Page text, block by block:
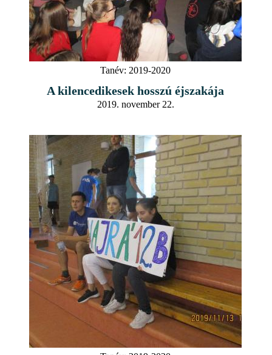
Tanév: 2019-2020
A kilencedikesek hosszú éjszakája
2019. november 22.